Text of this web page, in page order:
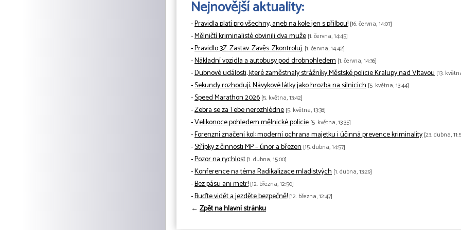
Nejnovější aktuality:
-Pravidla platí pro všechny, aneb na kole jen s přilbou! [16. června, 14:07]
-Mělničtí kriminalisté obvinili dva muže [1. června, 14:45]
-Pravidlo 3Z. Zastav. Zavěs. Zkontroluj. [1. června, 14:42]
-Nákladní vozidla a autobusy pod drobnohledem [1. června, 14:36]
-Dubnové události, které zaměstnaly strážníky Městské policie Kralupy nad Vltavou [13.
-Sekundy rozhodují: Návykové látky jako hrozba na silnicích [5. května, 13:44]
-Speed Marathon 2026 [5. května, 13:42]
-Zebra se za Tebe nerozhlédne [5. května, 13:38]
-Velikonoce pohledem mělnické policie [5. května, 13:35]
-Forenzní značení kol: moderní ochrana majetku i účinná prevence kriminality [23. dubna,
-Střípky z činnosti MP – únor a březen [15. dubna, 14:57]
-Pozor na rychlost [1. dubna, 15:00]
-Konference na téma Radikalizace mladistvých [1. dubna, 13:29]
-Bez pásu ani metr! [12. března, 12:50]
-Buďte vidět a jezděte bezpečně! [12. března, 12:47]
← Zpět na hlavní stránku